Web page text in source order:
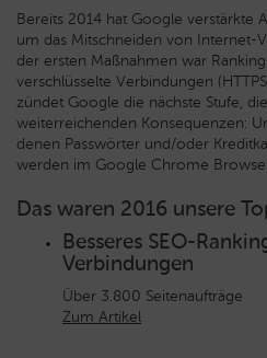
Bereits 2014 hat Google verstärkte
um das Mitschneiden von Internet-
der ersten Maßnahmen war
verschlüsselte Verbindungen
zündet Google die nächste Stufe,
weiterreichenden Konsequenzen:
denen Passwörter und/oder
werden im Google Chrome
Das waren 2016 unsere
Besseres SEO-
Verbindungen
Über 3.800 Seitenaufträge
Zum Artikel